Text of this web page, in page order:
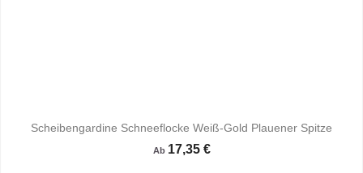
Scheibengardine Schneeflocke Weiß-Gold Plauener Spitze
Ab 17,35 €